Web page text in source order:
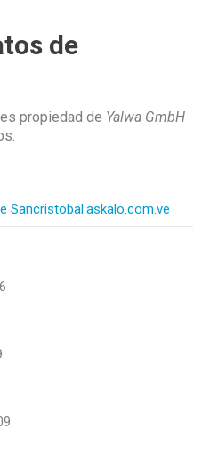
de
propiedad de Yalwa GmbH
.
Sancristobal.askalo.com.ve